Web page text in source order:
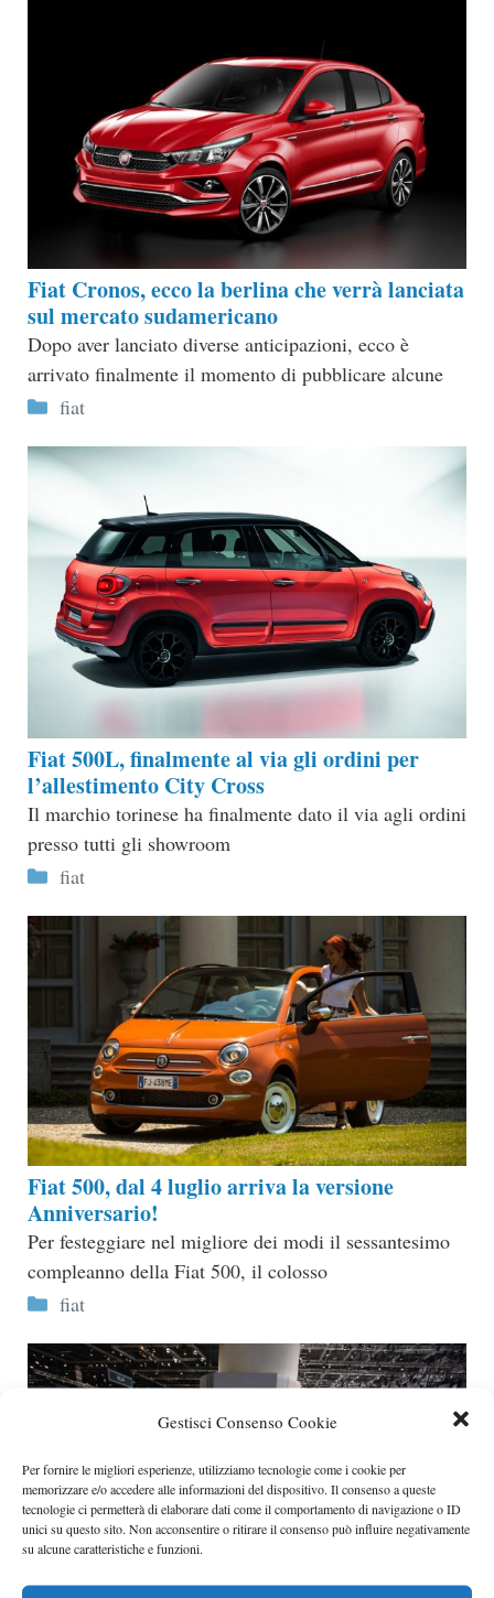
Gestisci Consenso Cookie
Per fornire le migliori esperienze, utilizziamo tecnologie come i cookie per
memorizzare e/o accedere alle informazioni del dispositivo. Il consenso a queste
tecnologie ci permetterà di elaborare dati come il comportamento di navigazione o ID
unici su questo sito. Non acconsentire o ritirare il consenso può influire negativamente
su alcune caratteristiche e funzioni.
Fiat Cronos, ecco la berlina che verrà lanciata
sul mercato sudamericano
Dopo aver lanciato diverse anticipazioni, ecco è
arrivato finalmente il momento di pubblicare alcune
Categorie
fiat
Fiat 500L, finalmente al via gli ordini per
l’allestimento City Cross
Il marchio torinese ha finalmente dato il via agli ordini
presso tutti gli showroom
Categorie
fiat
Fiat 500, dal 4 luglio arriva la versione
Anniversario!
Per festeggiare nel migliore dei modi il sessantesimo
compleanno della Fiat 500, il colosso
Categorie
fiat